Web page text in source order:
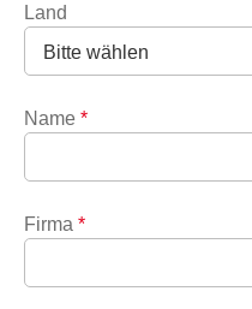
Land
Name *
Firma *